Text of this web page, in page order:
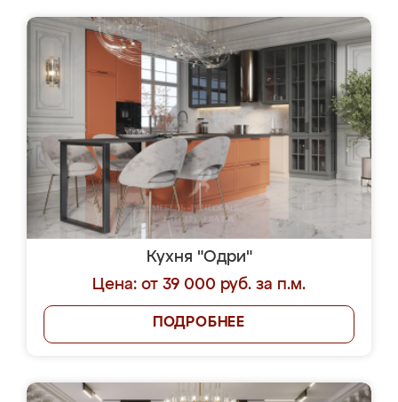
Кухня "Одри"
Цена: от 39 000 руб. за п.м.
ПОДРОБНЕЕ